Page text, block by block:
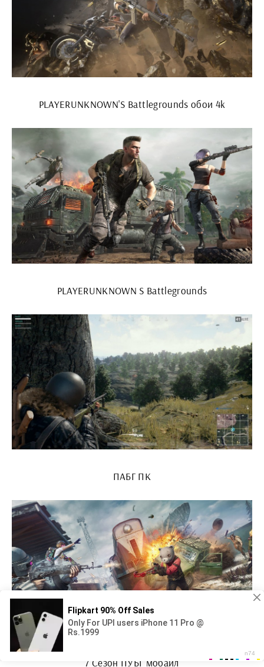
PLAYERUNKNOWN'S Battlegrounds обои 4k
PLAYERUNKNOWN S Battlegrounds
ПАБГ ПК
7 Сезон ПУБГ мобайл